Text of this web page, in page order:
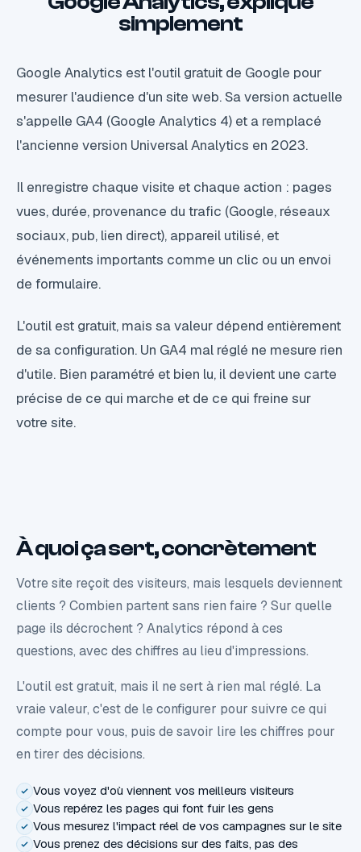
simplement
Google Analytics est l'outil gratuit de Google pour
mesurer l'audience d'un site web. Sa version actuelle
s'appelle GA4 (Google Analytics 4) et a remplacé
l'ancienne version Universal Analytics en 2023.
Il enregistre chaque visite et chaque action : pages
vues, durée, provenance du trafic (Google, réseaux
sociaux, pub, lien direct), appareil utilisé, et
événements importants comme un clic ou un envoi
de formulaire.
L'outil est gratuit, mais sa valeur dépend entièrement
de sa configuration. Un GA4 mal réglé ne mesure rien
d'utile. Bien paramétré et bien lu, il devient une carte
précise de ce qui marche et de ce qui freine sur
votre site.
À quoi ça sert, concrètement
Votre site reçoit des visiteurs, mais lesquels deviennent
clients ? Combien partent sans rien faire ? Sur quelle
page ils décrochent ? Analytics répond à ces
questions, avec des chiffres au lieu d'impressions.
L'outil est gratuit, mais il ne sert à rien mal réglé. La
vraie valeur, c'est de le configurer pour suivre ce qui
compte pour vous, puis de savoir lire les chiffres pour
en tirer des décisions.
Vous voyez d'où viennent vos meilleurs visiteurs
Vous repérez les pages qui font fuir les gens
Vous mesurez l'impact réel de vos campagnes sur le site
Vous prenez des décisions sur des faits, pas des